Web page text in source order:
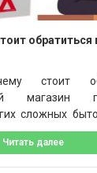
обратиться
магазин при
сложных
стоит
магазин
сложных
Читать далее